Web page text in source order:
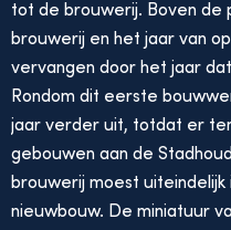
tot de brouwerij. Boven de
brouwerij en het jaar van
vervangen door het jaar
Rondom dit eerste
jaar verder uit, totdat er
gebouwen aan de
brouwerij moest
nieuwbouw. De miniatuur